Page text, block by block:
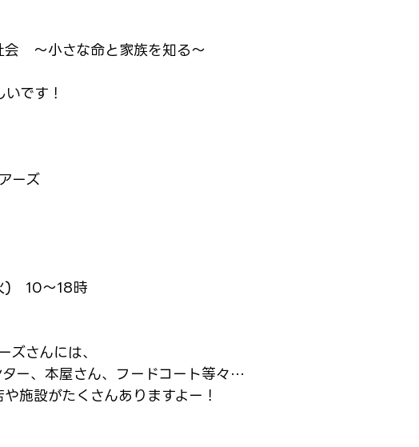
　～小さな命と家族を知る～
です！
ーズ
　10〜18時
さんには、
ー、本屋さん、フードコート等々…
施設がたくさんありますよー！